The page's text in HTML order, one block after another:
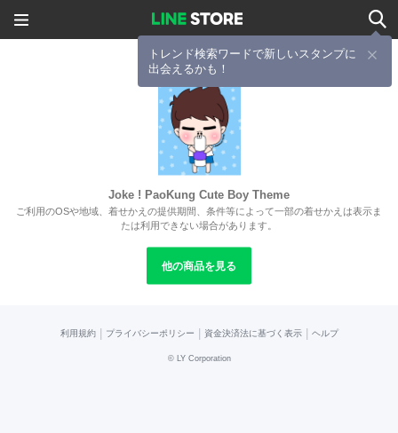
トレンド検索ワードで新しいスタンプに
出会えるかも！
Joke ! PaoKung Cute Boy Theme
ご利用のOSや地域、着せかえの提供期間、条件等によって一部の着せかえは表示ま
たは利用できない場合があります。
他の商品を見る
利用規約 プライバシーポリシー 資金決済法に基づく表示 ヘルプ
© LY Corporation